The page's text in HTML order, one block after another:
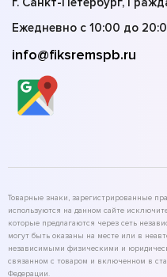
Ежедневно с 10:00 до
info@fiksremspb.ru
Товарные знаки, зарегистрированные
используются на данном сайте
которые предлагаются через сеть
могут быть оказаны на месте или в
независимыми физическими и
связанном с товаром и включенном в
Федерации.